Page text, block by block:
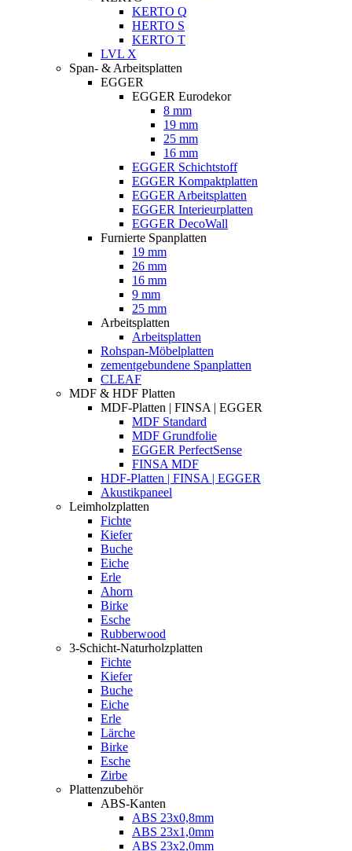
KERTO Q
HERTO S
KERTO T
LVL X
Span- & Arbeitsplatten
EGGER
EGGER Eurodekor
8 mm
19 mm
25 mm
16 mm
EGGER Schichtstoff
EGGER Kompaktplatten
EGGER Arbeitsplatten
EGGER Interieurplatten
EGGER DecoWall
Furnierte Spanplatten
19 mm
26 mm
16 mm
9 mm
25 mm
Arbeitsplatten
Arbeitsplatten
Rohspan-Möbelplatten
zementgebundene Spanplatten
CLEAF
MDF & HDF Platten
MDF-Platten | FINSA | EGGER
MDF Standard
MDF Grundfolie
EGGER PerfectSense
FINSA MDF
HDF-Platten | FINSA | EGGER
Akustikpaneel
Leimholzplatten
Fichte
Kiefer
Buche
Eiche
Erle
Ahorn
Birke
Esche
Rubberwood
3-Schicht-Naturholzplatten
Fichte
Kiefer
Buche
Eiche
Erle
Lärche
Birke
Esche
Zirbe
Plattenzubehör
ABS-Kanten
ABS 23x0,8mm
ABS 23x1,0mm
ABS 23x2,0mm